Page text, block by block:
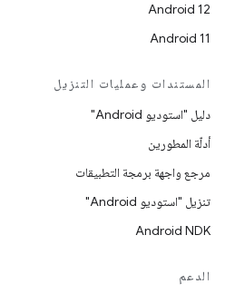
Android 12
Android 11
المستندات وعمليات التنزيل
دليل "استوديو Android"
أدلّة المطورين
مرجع واجهة برمجة التطبيقات
تنزيل "استوديو Android"
Android NDK
الدعم